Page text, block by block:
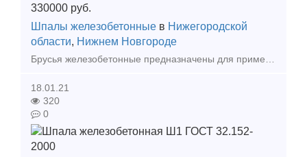
330000 руб.
Шпалы железобетонные в Нижегородской
области, Нижнем Новгороде
Брусья железобетонные предназначены для применения на главных, приемо-отправочных, сортировочных и прочих путях железных дорог, а также на подъездных путях промышленного транспорта с шириной р
18.01.21
320
0